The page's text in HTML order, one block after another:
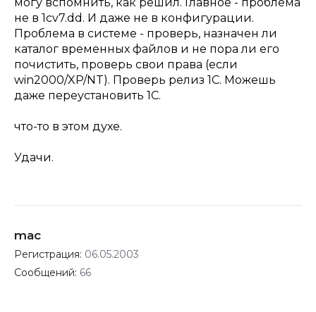
не в 1cv7.dd. И даже не в конфигурации.
Проблема в системе - проверь, назначен ли
каталог временных файлов и не пора ли его
почистить, проверь свои права (если
win2000/XP/NT). Проверь релиз 1С. Можешь
даже переустановить 1С.
что-то в этом духе.
Удачи.
mac
Регистрация: 06.05.2003
Сообщений: 66